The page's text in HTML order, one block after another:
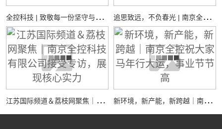
全
控科技 | 致敬每一份坚守与热爱 追
思致远，不负春光 | 南京全控祝您：清明安康
江
苏国际频道＆荔枝网聚焦｜南京全控科技有限公司接受专访，展现核心实力 新
环境，新产能，新跨越｜南京全控祝大家马年行大运，事业节节高